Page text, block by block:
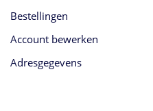
Bestellingen
Account bewerken
Adresgegevens